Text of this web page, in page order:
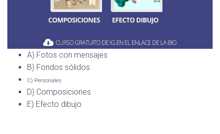
A) Fotos con mensajes
B) Fondos sólidos
C) Personales
D) Composiciones
E) Efecto dibujo